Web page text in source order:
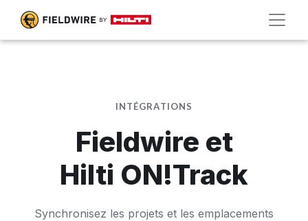
INTÉGRATIONS
Fieldwire et
Hilti ON!Track
Synchronisez les projets et les emplacements